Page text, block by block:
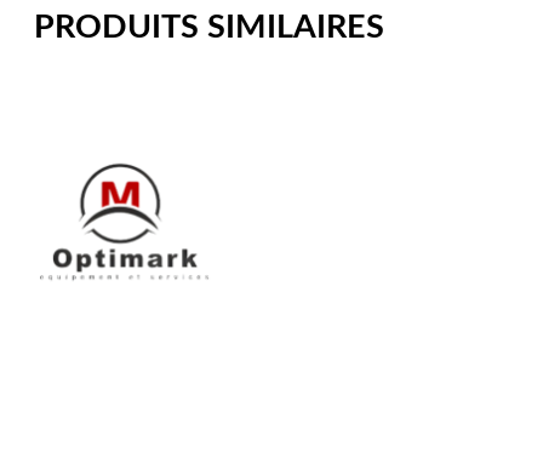
PRODUITS SIMILAIRES